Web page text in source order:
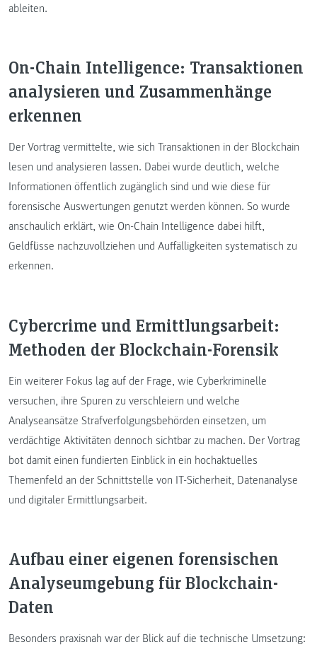
ableiten.
On-Chain Intelligence: Transaktionen
analysieren und Zusammenhänge
erkennen
Der Vortrag vermittelte, wie sich Transaktionen in der Blockchain
lesen und analysieren lassen. Dabei wurde deutlich, welche
Informationen öffentlich zugänglich sind und wie diese für
forensische Auswertungen genutzt werden können. So wurde
anschaulich erklärt, wie On-Chain Intelligence dabei hilft,
Geldflüsse nachzuvollziehen und Auffälligkeiten systematisch zu
erkennen.
Cybercrime und Ermittlungsarbeit:
Methoden der Blockchain-Forensik
Ein weiterer Fokus lag auf der Frage, wie Cyberkriminelle
versuchen, ihre Spuren zu verschleiern und welche
Analyseansätze Strafverfolgungsbehörden einsetzen, um
verdächtige Aktivitäten dennoch sichtbar zu machen. Der Vortrag
bot damit einen fundierten Einblick in ein hochaktuelles
Themenfeld an der Schnittstelle von IT-Sicherheit, Datenanalyse
und digitaler Ermittlungsarbeit.
Aufbau einer eigenen forensischen
Analyseumgebung für Blockchain-
Daten
Besonders praxisnah war der Blick auf die technische Umsetzung: